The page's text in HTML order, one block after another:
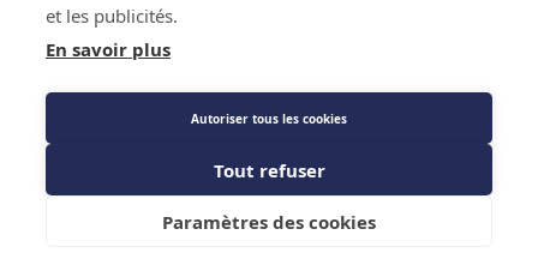
Caractéristiques techniques
Ajouter au panier
et les publicités.
En savoir plus
Autoriser tous les cookies
Tout refuser
Paramètres des cookies